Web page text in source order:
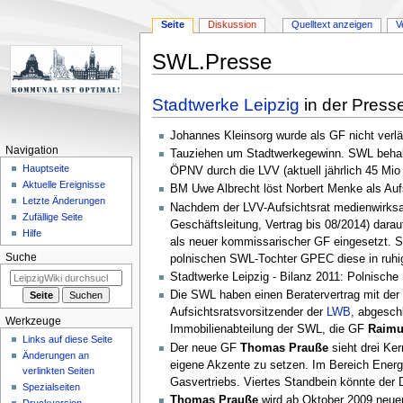
SWL.Presse
Navigation
springen
Suche
springen
Stadtwerke Leipzig in der
Johannes Kleinsorg wurde als GF nicht
Tauziehen um Stadtwerkegewinn. SWL
ÖPNV durch die LVV (aktuell jährlich 45
BM Uwe Albrecht löst Norbert Menke als
Nachdem der LVV-Aufsichtsrat
Geschäftsleitung, Vertrag bis 08/2014)
als neuer kommissarischer GF eingesetzt.
polnischen SWL-Tochter GPEC diese in
Stadtwerke Leipzig - Bilanz 2011:
Die SWL haben einen Beratervertrag mit
Aufsichtsratsvorsitzender der LWB,
Immobilienabteilung der SWL, die GF
Der neue GF Thomas Praußesieht drei
eigene Akzente zu setzen. Im Bereich
Gasvertriebs. Viertes Standbein könnte der
Thomas Praußewird ab Oktober 2009
Seite Diskussion Quelltext anzeigen
Navigation
Hauptseite
Aktuelle Ereignisse
Letzte Änderungen
Zufällige Seite
Hilfe
Suche
Werkzeuge
Links auf diese Seite
Änderungen an
verlinkten Seiten
Spezialseiten